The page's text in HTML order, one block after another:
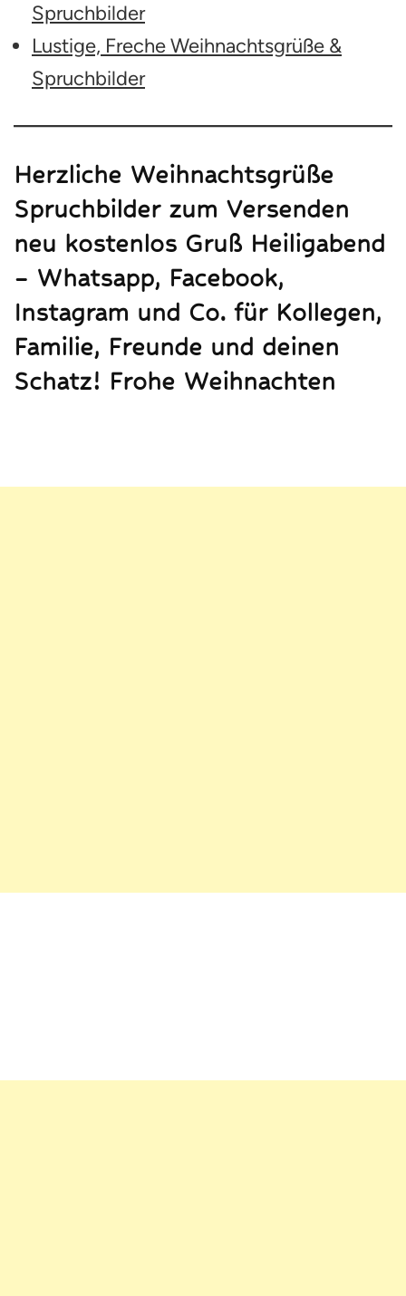
Spruchbilder
Lustige, Freche Weihnachtsgrüße &
Spruchbilder
Herzliche Weihnachtsgrüße
Spruchbilder zum Versenden
neu kostenlos Gruß Heiligabend
– Whatsapp, Facebook,
Instagram und Co. für Kollegen,
Familie, Freunde und deinen
Schatz! Frohe Weihnachten